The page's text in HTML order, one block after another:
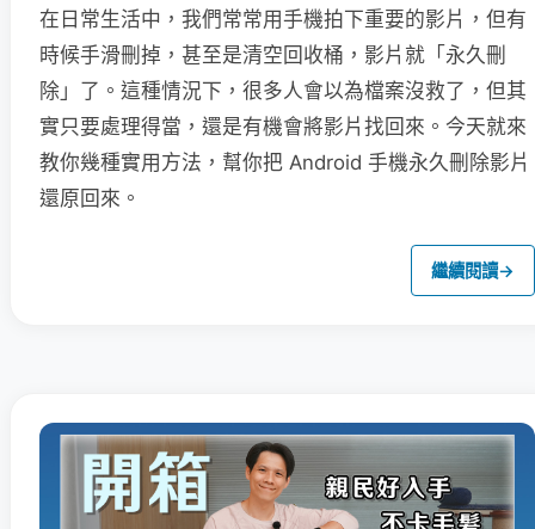
在日常生活中，我們常常用手機拍下重要的影片，但有
時候手滑刪掉，甚至是清空回收桶，影片就「永久刪
除」了。這種情況下，很多人會以為檔案沒救了，但其
實只要處理得當，還是有機會將影片找回來。今天就來
教你幾種實用方法，幫你把 Android 手機永久刪除影片
還原回來。
繼續閱讀→